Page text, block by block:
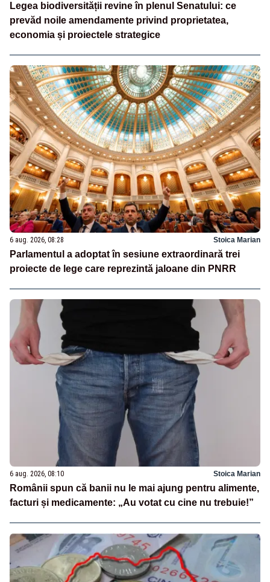
Legea biodiversității revine în plenul Senatului: ce
prevăd noile amendamente privind proprietatea,
economia și proiectele strategice
6 aug. 2026, 08:28 Stoica Marian
Parlamentul a adoptat în sesiune extraordinară trei
proiecte de lege care reprezintă jaloane din PNRR
6 aug. 2026, 08:10 Stoica Marian
Românii spun că banii nu le mai ajung pentru alimente,
facturi și medicamente: „Au votat cu cine nu trebuie!”